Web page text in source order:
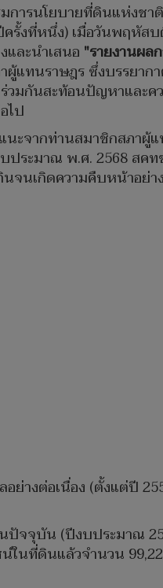
ารนโยบายที่ดินแห่งชา
งที่หนึ่ง) เมื่อวันพฤหัส
ละนำเสนอ "รายงานผล
ผู้แทนราษฎร ซึ่งบรรยาก
มกันสะท้อนปัญหาและ
ไป
ะจากท่านสมาชิกสภาผู้
ะมาณ พ.ศ. 2568 สคท
จนเกิดความคืบหน้าอย่
างต่อเนื่อง (ตั้งแต่ปี
จจุบัน (ปีงบประมาณ
ในที่ดินแล้วจำนวน